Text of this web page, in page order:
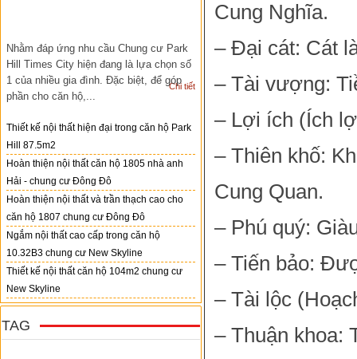
Nhằm đáp ứng nhu cầu Chung cư Park
Hill Times City hiện đang là lựa chọn số
1 của nhiều gia đình. Đặc biệt, để góp
phần cho căn hộ,...
Chi tiết
Thiết kế nội thất hiện đại trong căn hộ Park
Hill 87.5m2
Hoàn thiện nội thất căn hộ 1805 nhà anh
Hải - chung cư Đông Đô
Hoàn thiện nội thất và trần thạch cao cho
căn hộ 1807 chung cư Đông Đô
Ngắm nội thất cao cấp trong căn hộ
10.32B3 chung cư New Skyline
Thiết kế nội thất căn hộ 104m2 chung cư
New Skyline
TAG
Cung Nghĩa.
– Đại cát: Cát
– Tài vượng:
– Lợi ích (Ích
– Thiên khố:
Cung Quan.
– Phú quý:
– Tiến bảo:
– Tài lộc
– Thuận khoa: